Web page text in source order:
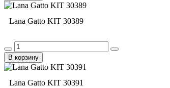
Lana Gatto KIT 30389
В корзину
Lana Gatto KIT 30391